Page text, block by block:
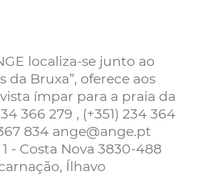
localiza-se junto ao
da Bruxa”, oferece aos
ímpar para a praia da
366 279 , (+351) 234 364
834 ange@ange.pt
- Costa Nova 3830-488
Ílhavo